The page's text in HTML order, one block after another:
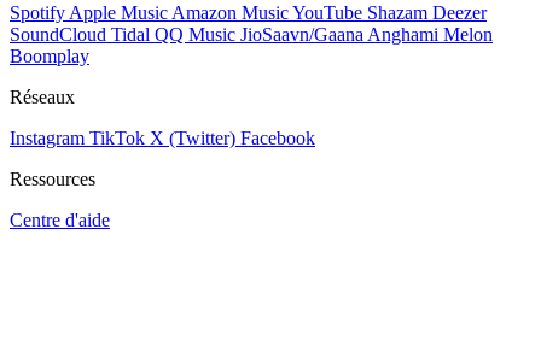
Spotify Apple Music Amazon MusicYouTube Shazam Deezer
SoundCloud Tidal QQ Music JioSaavn/Gaana Anghami Melon
Boomplay
Réseaux
Instagram TikTok X (Twitter) Facebook
Ressources
Centre d'aide